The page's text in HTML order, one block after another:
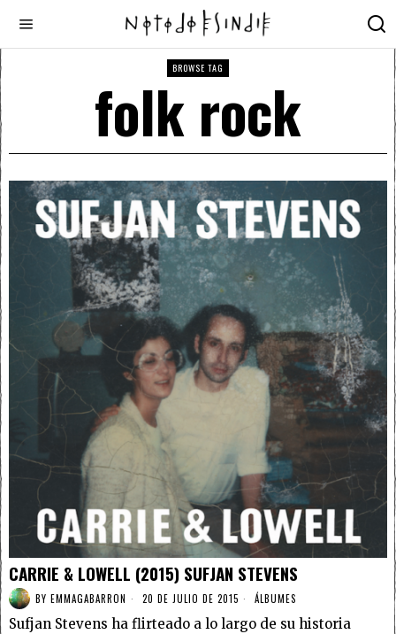
BROWSE TAG
folk rock
CARRIE & LOWELL (2015) SUFJAN STEVENS
BY EMMAGABARRON 20 DE JULIO DE 2015 ÁLBUMES
Sufjan Stevens ha flirteado a lo largo de su historia